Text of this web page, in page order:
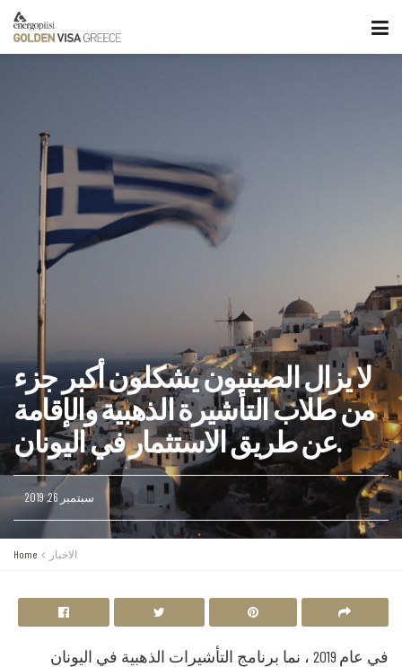
لا يزال الصينيون يشكلون أكبر جزء
من طلاب التأشيرة الذهبية والإقامة
عن طريق الاستثمار في اليونان.
سبتمبر 26, 2019
Home الاخبار
في عام 2019 ، نما برنامج التأشيرات الذهبية في اليونان